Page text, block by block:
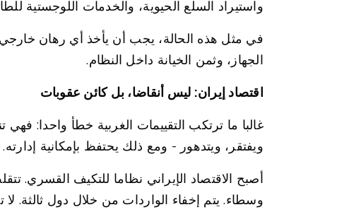
واستيراد السلع الحيوية، والخدمات اللوجستية
في مثل هذه الحالة، يجب أن يأخذ أي رهان خارجي
الجهاز، وثمن الخيانة داخل النظام.
اقتصاد إيران: ليس أنقاضا، بل كائن عقوبات
غالبا ما ترتكب التقييمات الغربية خطأ واحدا:
ويفتقر، ويتدهور - ومع ذلك يحتفظ بإمكانية إدارته.
أصبح الاقتصاد الإيراني نظاما للتكيف القسري.
وسطاء. يتم إخفاء الواردات من خلال دول ثالثة.